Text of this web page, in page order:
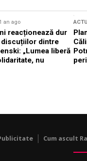
1 an ago
reacționează dur
discuțiilor dintre
„Lumea liberă
nu
Cum ascult